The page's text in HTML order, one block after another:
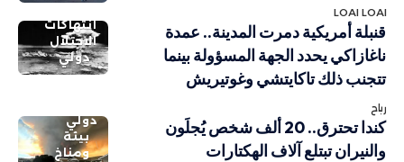
LOAI LOAI
انتهاكات
الاحتلال
دولي
قنبلة أمريكية دمرت المدينة.. عمدة
ناغازاكي يحدد الجهة المسؤولة بينما
تتجنب ذلك تاكايتشي وغوتيريش
رباح
دولي
بيئة
ومناخ
كندا تحترق.. 20 ألف شخص يُجلَون
والنيران تبتلع آلاف الهكتارات